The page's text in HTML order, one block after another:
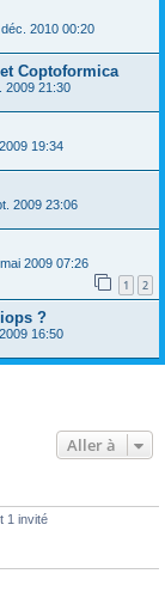
2010 00:20
Coptoformica
2009 21:30
19:34
2009 23:06
2009 07:26
1 2
?
16:50
Aller à
1 invité